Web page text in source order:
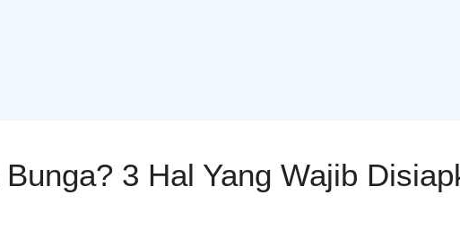
3 Hal Yang Wajib